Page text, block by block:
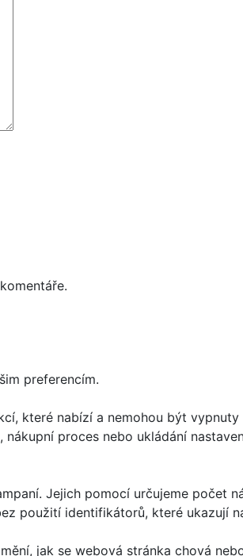
preferencím.
které nabízí a nemohou být
proces nebo ukládání
Jejich pomocí určujeme počet
použití identifikátorů, které ukazují
jak se webová stránka chová